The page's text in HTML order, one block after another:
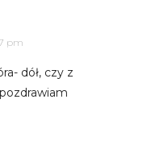
pm
dół, czy z